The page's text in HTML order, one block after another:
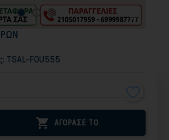
TSAL-FOU555
 ΑΓΟΡΑΣΕ ΤΟ